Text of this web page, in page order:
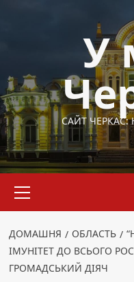
У
САЙТ ЧЕРКАС:
меню
ДОМАШНЯ ОБЛАСТЬ
ІМУНІТЕТ ДО ВСЬОГО
ГРОМАДСЬКИЙ ДІЯЧ